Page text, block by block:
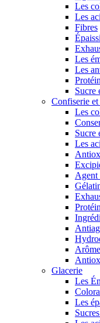
Les
Les
Fibres
Les
Les
Sucre
Confiserie
Les
Sucre
Les
Agent
Glacerie
Les
Les